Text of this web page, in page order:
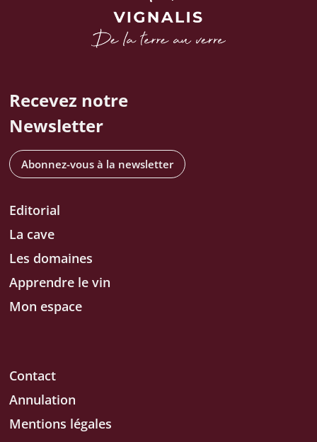
Recevez notre
Newsletter
Abonnez-vous à la newsletter
Editorial
La cave
Les domaines
Apprendre le vin
Mon espace
Contact
Annulation
Mentions légales